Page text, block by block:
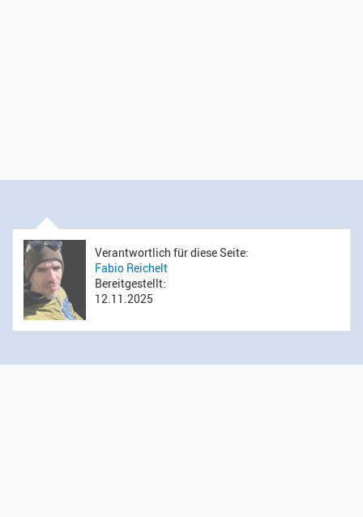
Verantwortlich für diese Seite:
Fabio Reichelt
Bereitgestellt:
12.11.2025